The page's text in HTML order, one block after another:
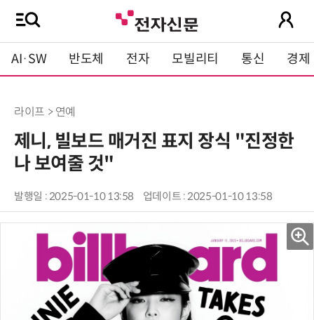
AI·SW 반도체 전자 모빌리티 통신 경제
라이프 > 연예
제니, 빌보드 매거진 표지 장식 "진정한
나 보여줄 것"
발행일 : 2025-01-10 13:58 업데이트 : 2025-01-10 13:58